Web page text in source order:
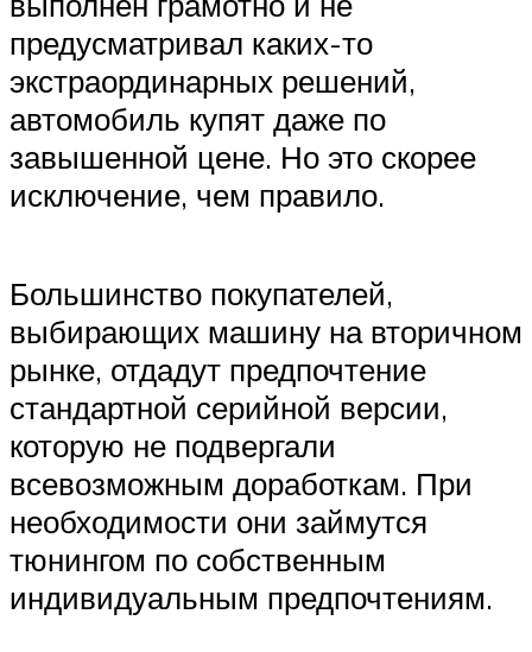
предусматривал каких-то
экстраординарных решений,
автомобиль купят даже по
завышенной цене. Но это скорее
исключение, чем правило.
Большинство покупателей,
выбирающих машину на вторичном
рынке, отдадут предпочтение
стандартной серийной версии,
которую не подвергали
всевозможным доработкам. При
необходимости они займутся
тюнингом по собственным
индивидуальным предпочтениям.